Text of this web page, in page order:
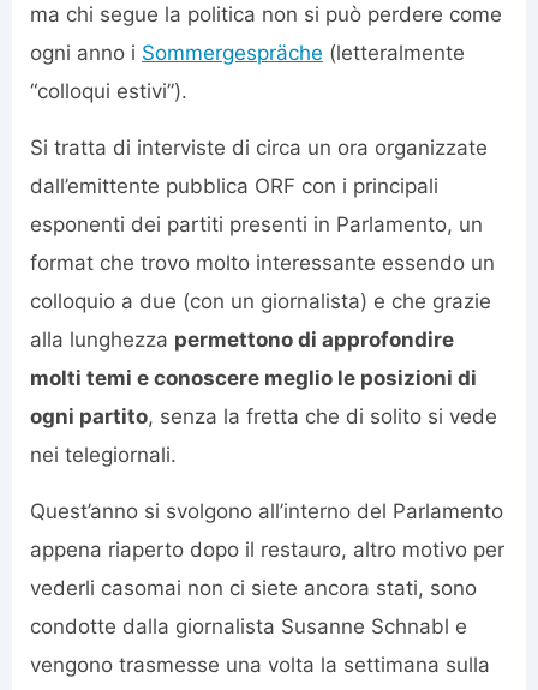
ma chi segue la politica non si può perdere come
ogni anno i Sommergespräche (letteralmente
“colloqui estivi”).
Si tratta di interviste di circa un ora organizzate
dall’emittente pubblica ORF con i principali
esponenti dei partiti presenti in Parlamento, un
format che trovo molto interessante essendo un
colloquio a due (con un giornalista) e che grazie
alla lunghezza permettono di approfondire
molti temi e conoscere meglio le posizioni di
ogni partito, senza la fretta che di solito si vede
nei telegiornali.
Quest’anno si svolgono all’interno del Parlamento
appena riaperto dopo il restauro, altro motivo per
vederli casomai non ci siete ancora stati, sono
condotte dalla giornalista Susanne Schnabl e
vengono trasmesse una volta la settimana sulla